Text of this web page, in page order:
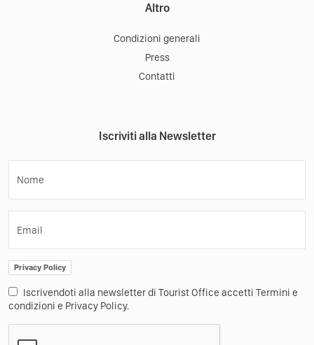
Altro
Condizioni generali
Press
Contatti
Iscriviti alla Newsletter
Nome
Email
Privacy Policy
Iscrivendoti alla newsletter di Tourist Office accetti Termini e
condizioni e Privacy Policy.